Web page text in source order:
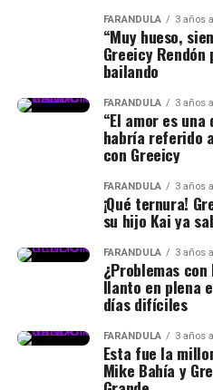
FARÁNDULA 3 años
“Muy hueso,
Greeicy
bailando
FARÁNDULA 3 años
“El amor es
habría referido
con Greeicy
FARÁNDULA 3 años
¡Qué ternura!
su hijo Kai ya
FARÁNDULA 3 años
¿Problemas
llanto en plena
días difíciles
FARÁNDULA 3 años
Esta fue la
Mike Bahía y